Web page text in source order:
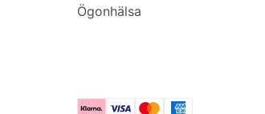
Ögonhälsa
KlarnaVisa MastercardAmerican Express